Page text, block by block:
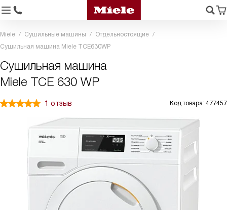
Miele Сушильные машины
Отдельностоящие
Сушильная машина Miele TCE630WP
Сушильная машина
Miele TCE 630 WP
1 отзыв Код товара: 477457